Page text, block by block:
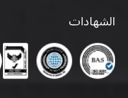
الشهادات